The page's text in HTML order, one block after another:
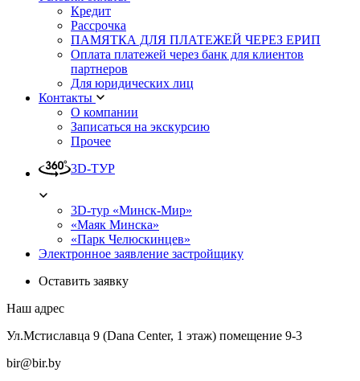
Кредит
Рассрочка
ПАМЯТКА ДЛЯ ПЛАТЕЖЕЙ ЧЕРЕЗ ЕРИП
Оплата платежей через банк для клиентов
партнеров
Для юридических лиц
Контакты
О компании
Записаться на экскурсию
Прочее
3D-ТУР
3D-тур «Минск-Мир»
«Маяк Минска»
«Парк Челюскинцев»
Электронное заявление застройщику
Оставить заявку
Наш адрес
Ул.Мстиславца 9 (Dana Center, 1 этаж) помещение 9-3
bir@bir.by